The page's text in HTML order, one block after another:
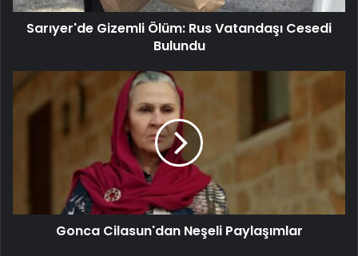
Sarıyer'de Gizemli Ölüm: Rus Vatandaşı Cesedi
Bulundu
Gonca Cilasun'dan Neşeli Paylaşımlar